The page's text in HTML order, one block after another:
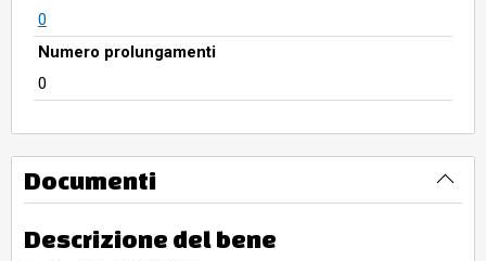
0
Numero prolungamenti
0
Documenti
Descrizione del bene